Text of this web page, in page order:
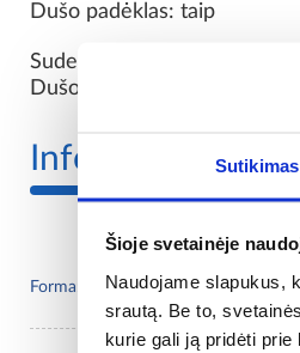
Sutikimas
Šioje svetainėje
Naudojame slapukus,
srautą. Be to,
kurie gali ją pridėti
Dušo padėklas: taip
Suderinti gaminiai:
Dušo padėklas:
Informacija
Forma: